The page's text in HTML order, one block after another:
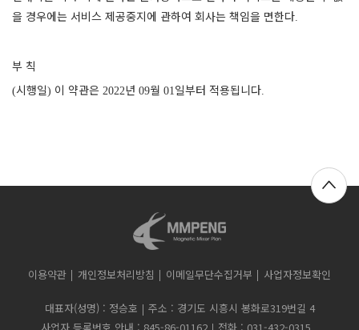
을 경우에는 서비스 제공중지에 관하여 회사는 책임을 면한다.
부 칙
(시행일) 이 약관은 2022년 09월 01일부터 적용됩니다.
이용약관 개인정보처리방침 이메일무단수집거부 사업자정보확인
대표자(성명) : 정승호
주소 : 경기도 시흥시 봉화로319번길 4
사업자 등록번호 안내 : 845-86-01162
전화 : 031-432-0315